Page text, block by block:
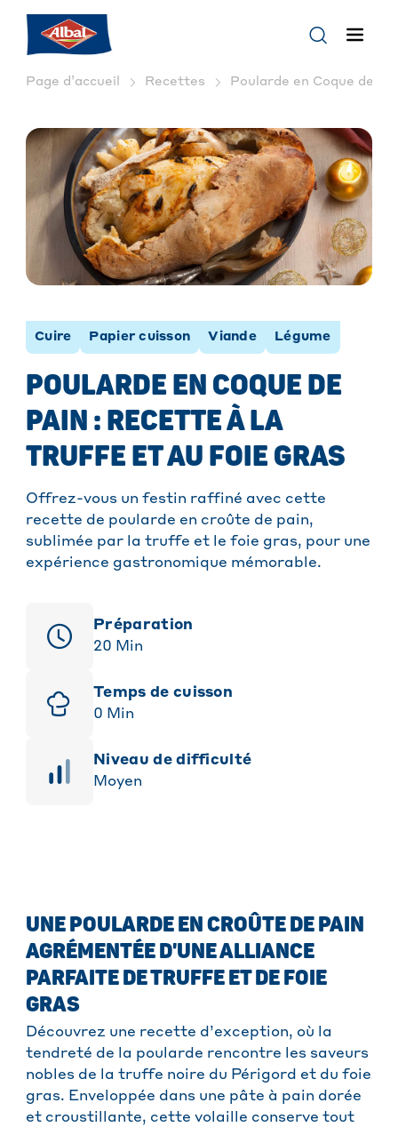
Page d’accueil Recettes Poularde en Coque de
Cuire Papier cuisson Viande Légume
POULARDE EN COQUE DE
PAIN : RECETTE À LA
TRUFFE ET AU FOIE GRAS
Offrez-vous un festin raffiné avec cette
recette de poularde en croûte de pain,
sublimée par la truffe et le foie gras, pour une
expérience gastronomique mémorable.
Préparation
20 Min
Temps de cuisson
0 Min
niveau de difficulté
Moyen
UNE POULARDE EN CROÛTE DE PAIN
AGRÉMENTÉE D'UNE ALLIANCE
PARFAITE DE TRUFFE ET DE FOIE
GRAS
Découvrez une recette d’exception, où la
tendreté de la poularde rencontre les saveurs
nobles de la truffe noire du Périgord et du foie
gras. Enveloppée dans une pâte à pain dorée
et croustillante, cette volaille conserve tout